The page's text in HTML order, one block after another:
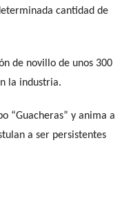
cantidad de
de novillo de unos 300
la industria.
“Guacheras” y anima a
a ser persistentes